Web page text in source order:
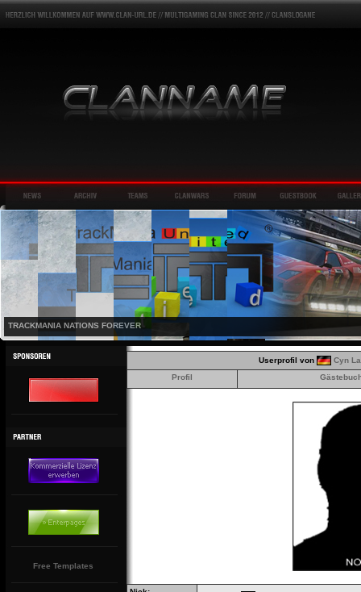
TRACKMANIA NATIONS FOREVER
Free Templates
Userprofil von
Cyn
Profil